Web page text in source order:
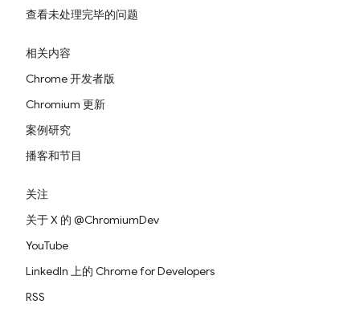
查看未处理完毕的问题
相关内容
Chrome 开发者版
Chromium 更新
案例研究
播客和节目
关注
关于 X 的 @ChromiumDev
YouTube
LinkedIn 上的 Chrome for Developers
RSS